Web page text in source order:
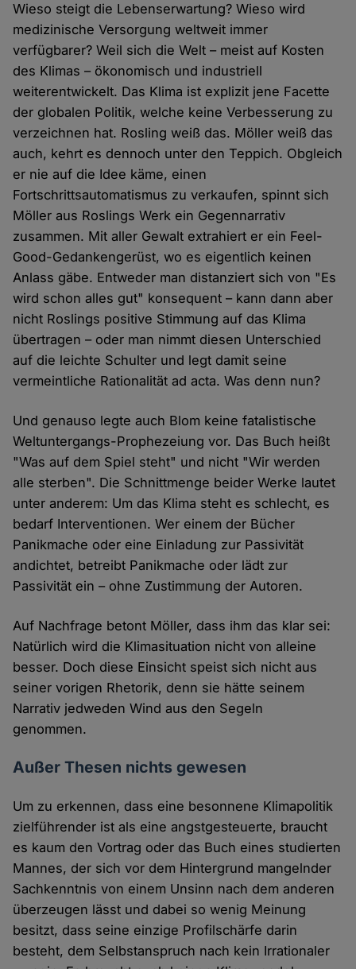
Wieso steigt die Lebenserwartung? Wieso wird
medizinische Versorgung weltweit immer
verfügbarer? Weil sich die Welt – meist auf Kosten
des Klimas – ökonomisch und industriell
weiterentwickelt. Das Klima ist explizit jene Facette
der globalen Politik, welche keine Verbesserung zu
verzeichnen hat. Rosling weiß das. Möller weiß das
auch, kehrt es dennoch unter den Teppich. Obgleich
er nie auf die Idee käme, einen
Fortschrittsautomatismus zu verkaufen, spinnt sich
Möller aus Roslings Werk ein Gegennarrativ
zusammen. Mit aller Gewalt extrahiert er ein Feel-
Good-Gedankengerüst, wo es eigentlich keinen
Anlass gäbe. Entweder man distanziert sich von "Es
wird schon alles gut" konsequent – kann dann aber
nicht Roslings positive Stimmung auf das Klima
übertragen – oder man nimmt diesen Unterschied
auf die leichte Schulter und legt damit seine
vermeintliche Rationalität ad acta. Was denn nun?
Und genauso legte auch Blom keine fatalistische
Weltuntergangs-Prophezeiung vor. Das Buch heißt
"Was auf dem Spiel steht" und nicht "Wir werden
alle sterben". Die Schnittmenge beider Werke lautet
unter anderem: Um das Klima steht es schlecht, es
bedarf Interventionen. Wer einem der Bücher
Panikmache oder eine Einladung zur Passivität
andichtet, betreibt Panikmache oder lädt zur
Passivität ein – ohne Zustimmung der Autoren.
Auf Nachfrage betont Möller, dass ihm das klar sei:
Natürlich wird die Klimasituation nicht von alleine
besser. Doch diese Einsicht speist sich nicht aus
seiner vorigen Rhetorik, denn sie hätte seinem
Narrativ jedweden Wind aus den Segeln
genommen.
Außer Thesen nichts gewesen
Um zu erkennen, dass eine besonnene Klimapolitik
zielführender ist als eine angstgesteuerte, braucht
es kaum den Vortrag oder das Buch eines studierten
Mannes, der sich vor dem Hintergrund mangelnder
Sachkenntnis von einem Unsinn nach dem anderen
überzeugen lässt und dabei so wenig Meinung
besitzt, dass seine einzige Profilschärfe darin
besteht, dem Selbstanspruch nach kein Irrationaler